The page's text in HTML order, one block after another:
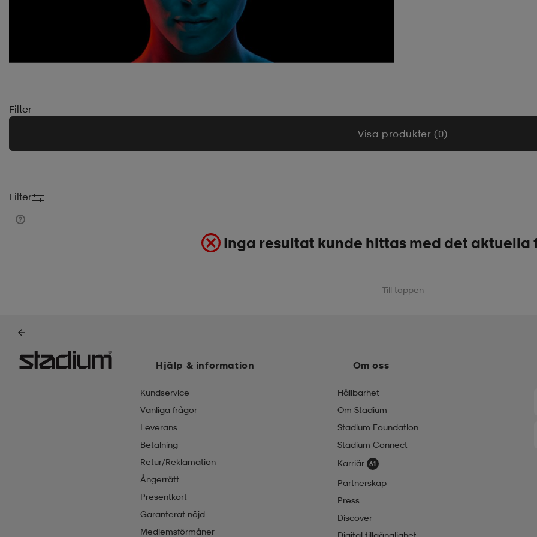
Filter
Visa produkter (0)
Filter
Inga resultat kunde hittas med det
Till toppen
Hjälp & information
Kundservice
Vanliga frågor
Leverans
Betalning
Retur/Reklamation
Ångerrätt
Presentkort
Garanterat nöjd
Medlemsförmåner
Om oss
Hållbarhet
Om Stadium
Stadium Foundation
Stadium Connect
Karriär
Partnerskap
Press
Discover
Digital tillgänglighet